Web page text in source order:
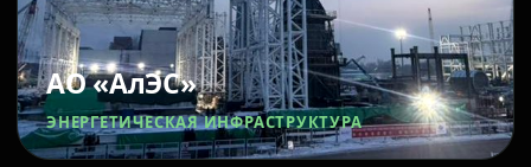
АО «АлЭС»
ЭНЕРГЕТИЧЕСКАЯ ИНФРАСТРУКТУРА